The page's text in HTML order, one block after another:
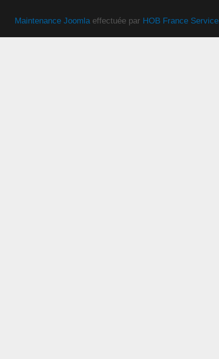
Maintenance Joomlaeffectuée par HOB France